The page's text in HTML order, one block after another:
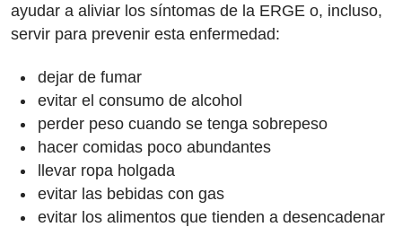
ayudar a aliviar los síntomas de la ERGE o, incluso,
servir para prevenir esta enfermedad:
dejar de fumar
evitar el consumo de alcohol
perder peso cuando se tenga sobrepeso
hacer comidas poco abundantes
llevar ropa holgada
evitar las bebidas con gas
evitar los alimentos que tienden a desencadenar